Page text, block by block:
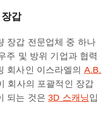
갑
장갑 전문업체 중 하나
주 및 방위 기업과 협력
회사인 이스라엘의 A.B.
회사의 포괄적인 장갑
되는 것은3D 스캐닝입